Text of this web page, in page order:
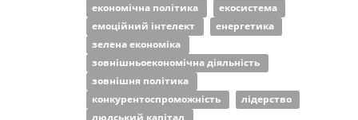
економічна політика
екосистема
емоційний інтелект
енергетика
зелена економіка
зовнішньоекономічна діяльність
зовнішня політика
конкурентоспроможність
лідерство
людський капітал